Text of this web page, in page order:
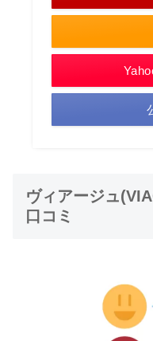
ヴィアージュ
口コミ